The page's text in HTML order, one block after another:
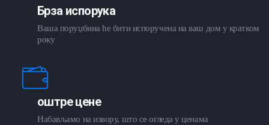
Брза испорука
Ваша поруџбина ће бити испоручена на ваш дом у кратком
року
оштре цене
Набављамо на извору, што се огледа у ценама